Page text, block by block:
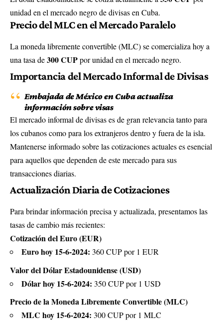
unidad en el mercado negro de divisas en Cuba.
Precio del MLC en el Mercado Paralelo
La moneda libremente convertible (MLC) se comercializa hoy a
una tasa de300 CUPpor unidad en el mercado negro.
Importancia del Mercado Informal de Divisas
Embajada de México en Cuba actualiza
información sobre visas
El mercado informal de divisas es de gran relevancia tanto para
los cubanos como para los extranjeros dentro y fuera de la isla.
Mantenerse informado sobre las cotizaciones actuales es esencial
para aquellos que dependen de este mercado para sus
transacciones diarias.
Actualización Diaria de Cotizaciones
Para brindar información precisa y actualizada, presentamos las
tasas de cambio más recientes:
Cotización del Euro (EUR)
Euro hoy 15-6-2024: 360 CUP por 1 EUR
Valor del Dólar Estadounidense (USD)
Dólar hoy 15-6-2024: 350 CUP por 1 USD
Precio de la Moneda Libremente Convertible (MLC)
MLC hoy 15-6-2024: 300 CUP por 1 MLC